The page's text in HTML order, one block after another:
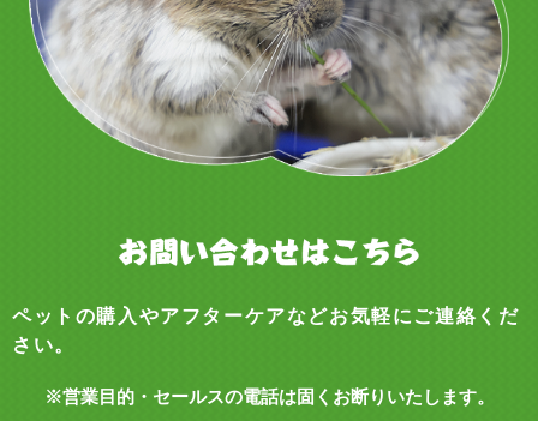
ペットの購入やアフターケアなどお気軽にご連絡くだ
さい。
※営業目的・セールスの電話は固くお断りいたします。